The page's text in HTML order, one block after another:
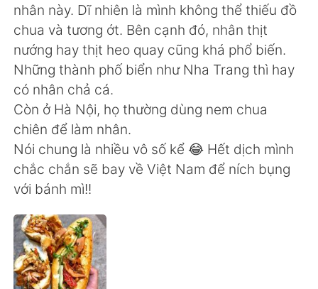
nhân này. Dĩ nhiên là mình không thể thiếu đồ
chua và tương ớt. Bên cạnh đó, nhân thịt
nướng hay thịt heo quay cũng khá phổ biến.
Những thành phố biển như Nha Trang thì hay
có nhân chả cá.
Còn ở Hà Nội, họ thường dùng nem chua
chiên để làm nhân.
Nói chung là nhiều vô số kể 😂 Hết dịch mình
chắc chắn sẽ bay về Việt Nam để ních bụng
với bánh mì!!